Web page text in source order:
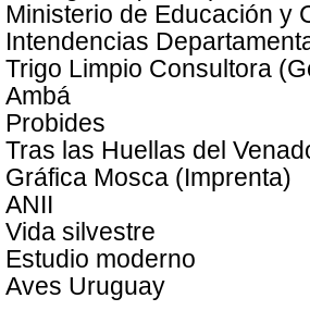
Ministerio de Educación y
Intendencias
Trigo Limpio Consultora
Ambá
Probides
Tras las Huellas del
Gráfica Mosca (Imprenta)
ANII
Vida silvestre
Estudio moderno
Aves Uruguay